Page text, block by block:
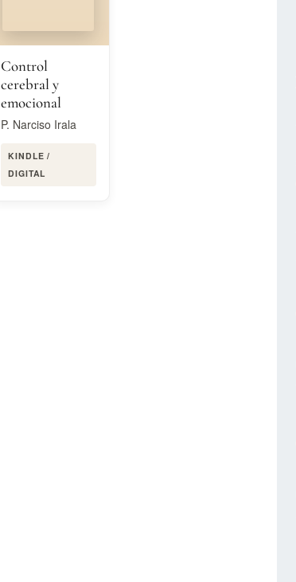
Control
cerebral y
emocional
P. Narciso Irala
KINDLE /
DIGITAL